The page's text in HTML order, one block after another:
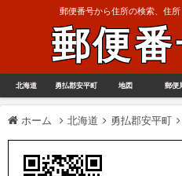
郵便番号から住所の検索、住
郵便
北海道 勇払郡安平町 地図 郵便
ホーム 北海道 勇払郡安平町